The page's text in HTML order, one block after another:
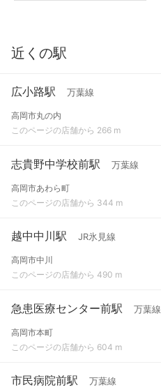
近くの駅
広小路駅 万葉線
高岡市丸の内
このページの店舗から 266 m
志貴野中学校前駅 万葉線
高岡市あわら町
このページの店舗から 344 m
越中中川駅 JR氷見線
高岡市中川
このページの店舗から 490 m
急患医療センター前駅 万葉線
高岡市本町
このページの店舗から 604 m
市民病院前駅 万葉線